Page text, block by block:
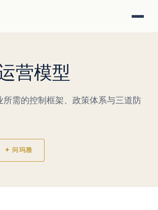
营模型
所需的控制框架、政策体系与三道防
✦ 问玛雅